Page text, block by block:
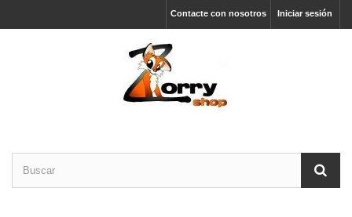
Iniciar sesión
Contacte con nosotros